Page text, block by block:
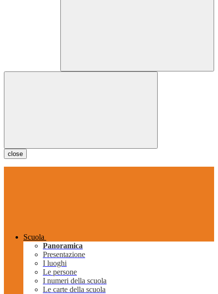
close
Scuola
Panoramica
Presentazione
I luoghi
Le persone
I numeri della scuola
Le carte della scuola